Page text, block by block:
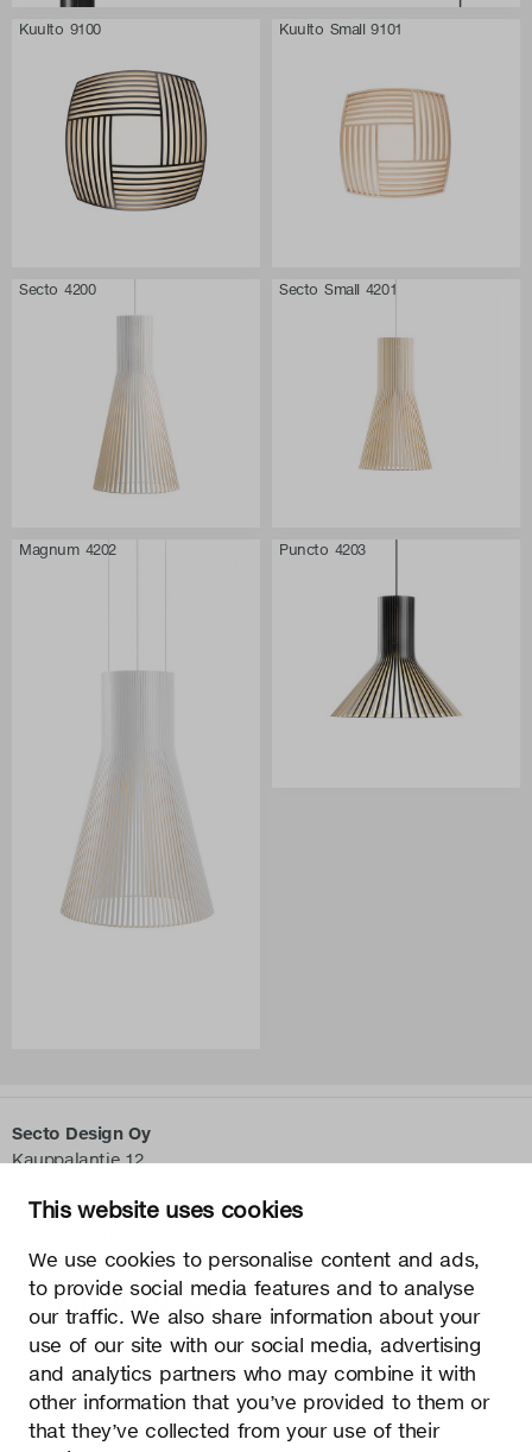
This website uses cookies
We use cookies to personalise content and ads,
to provide social media features and to analyse
our traffic. We also share information about your
use of our site with our social media, advertising
and analytics partners who may combine it with
other information that you’ve provided to them or
that they’ve collected from your use of their
Kuulto 9100 Kuulto Small 9101
Secto 4200 Secto Small 4201
Magnum 4202 Puncto 4203
Secto Design Oy
Kauppalantie 12
tel.+358 9 5050 598
Secto Design Oy possède et contrôle tous les droits de
propriété intellectuelle des conceptions de ses produits et du
matériel connexe tels que les photos et les dessins. Toute
utilisation des droits de propriété intellectuelle de Secto